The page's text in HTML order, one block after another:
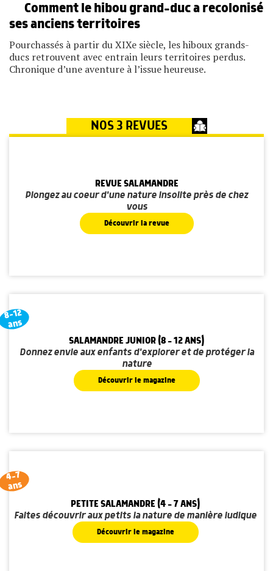
Comment le hibou grand-duc a recolonisé
ses anciens territoires
Pourchassés à partir du XIXe siècle, les hiboux grands-
ducs retrouvent avec entrain leurs territoires perdus.
Chronique d’une aventure à l’issue heureuse.
NOS 3 REVUES
REVUE SALAMANDRE
Plongez au coeur d'une nature insolite près de chez
vous
Découvrir la revue
8-12
ans
SALAMANDRE JUNIOR (8 - 12 ANS)
Donnez envie aux enfants d'explorer et de protéger la
nature
Découvrir le magazine
4-7
ans
PETITE SALAMANDRE (4 - 7 ANS)
Faites découvrir aux petits la nature de manière ludique
Découvrir le magazine